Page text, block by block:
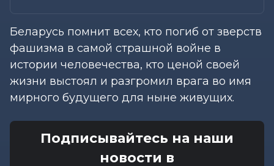
Беларусь помнит всех, кто погиб от зверств
фашизма в самой страшной войне в
истории человечества, кто ценой своей
жизни выстоял и разгромил врага во имя
мирного будущего для ныне живущих.
Подписывайтесь на наши
новости в